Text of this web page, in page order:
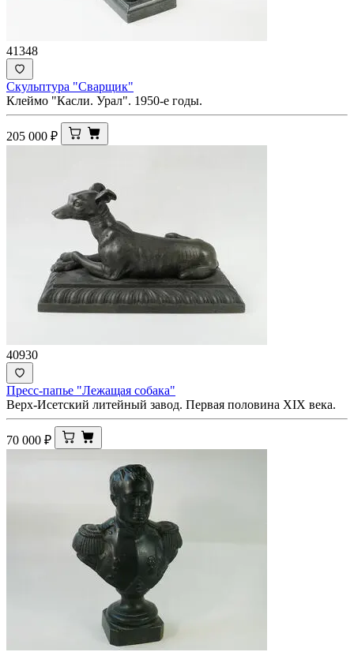
41348
Скульптура "Сварщик"
Клеймо "Касли. Урал". 1950-е годы.
205 000 ₽
40930
Пресс-папье "Лежащая собака"
Верх-Исетский литейный завод. Первая половина ХIХ века.
70 000 ₽